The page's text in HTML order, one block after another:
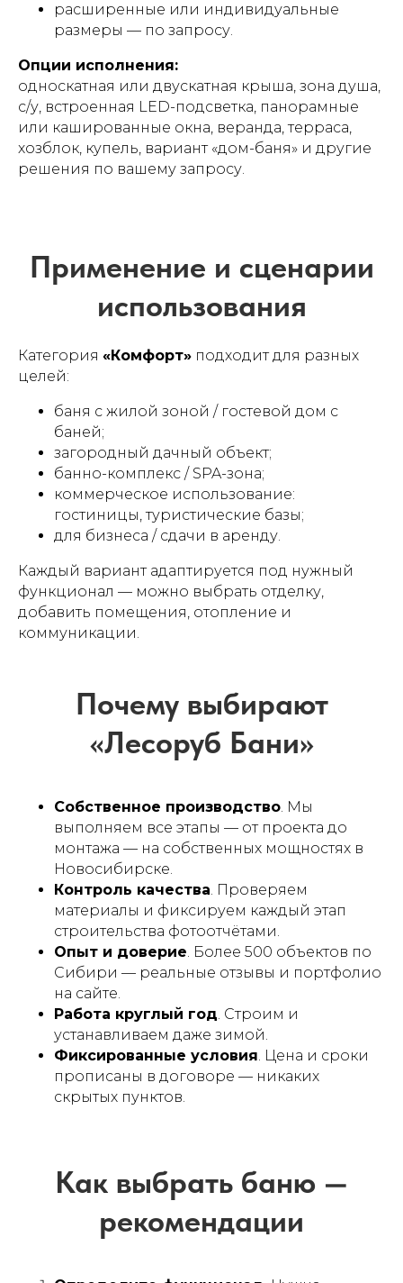
расширенные или индивидуальные
размеры — по запросу.
Опции исполнения:
односкатная или двускатная крыша, зона душа,
с/у, встроенная LED-подсветка, панорамные
или кашированные окна, веранда, терраса,
хозблок, купель, вариант «дом-баня» и другие
решения по вашему запросу.
Категория «Комфорт» подходит для разных
целей:
баня с жилой зоной / гостевой дом с
баней;
загородный дачный объект;
банно-комплекс / SPA-зона;
коммерческое использование:
гостиницы, туристические базы;
для бизнеса / сдачи в аренду.
Каждый вариант адаптируется под нужный
функционал — можно выбрать отделку,
добавить помещения, отопление и
коммуникации.
Собственное производство. Мы
выполняем все этапы — от проекта до
монтажа — на собственных мощностях в
Новосибирске.
Контроль качества. Проверяем
материалы и фиксируем каждый этап
строительства фотоотчётами.
Опыт и доверие. Более 500 объектов по
Сибири — реальные отзывы и портфолио
на сайте.
Работа круглый год. Строим и
устанавливаем даже зимой.
Фиксированные условия. Цена и сроки
прописаны в договоре — никаких
скрытых пунктов.
Часто задаваемые
Похожие проекты